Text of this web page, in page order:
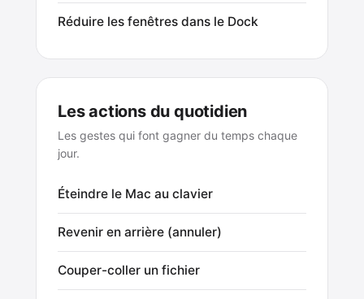
Réduire les fenêtres dans le Dock
Les actions du quotidien
Les gestes qui font gagner du temps chaque
jour.
Éteindre le Mac au clavier
Revenir en arrière (annuler)
Couper-coller un fichier